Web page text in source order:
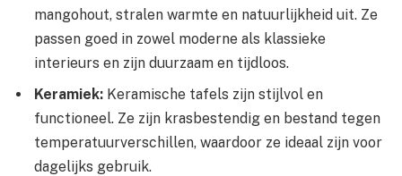
mangohout, stralen warmte en natuurlijkheid uit. Ze
passen goed in zowel moderne als klassieke
interieurs en zijn duurzaam en tijdloos.
Keramiek: Keramische tafels zijn stijlvol en
functioneel. Ze zijn krasbestendig en bestand tegen
temperatuurverschillen, waardoor ze ideaal zijn voor
dagelijks gebruik.